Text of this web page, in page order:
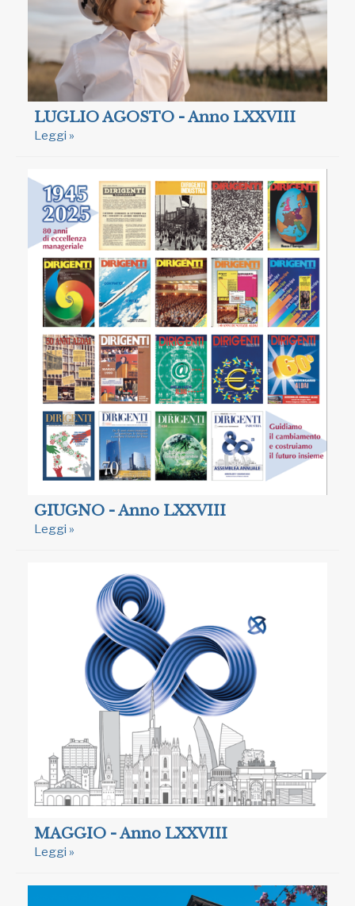
LUGLIO AGOSTO - Anno LXXVIII
Leggi »
GIUGNO - Anno LXXVIII
Leggi »
MAGGIO - Anno LXXVIII
Leggi »